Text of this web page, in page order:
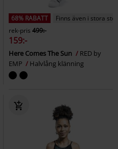
68% RABATT
Finns även i stora
rek-pris 499:-
159:-
Here Comes The Sun
RED by
EMP
Halvlång klänning